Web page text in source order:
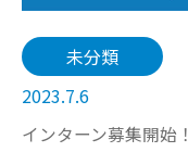
未分類
2023.7.6
インターン募集開始！